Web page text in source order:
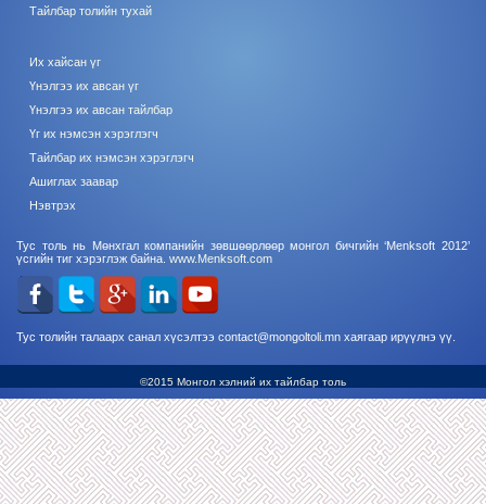
Тайлбар толийн тухай
Их хайсан үг
Үнэлгээ их авсан үг
Үнэлгээ их авсан тайлбар
Үг их нэмсэн хэрэглэгч
Тайлбар их нэмсэн хэрэглэгч
Ашиглах заавар
Нэвтрэх
Тус толь нь Мөнхгал компанийн зөвшөөрлөөр монгол бичгийн ‘Menksoft 2012’
үсгийн тиг хэрэглэж байна. www.Menksoft.com
Тус толийн талаарх санал хүсэлтээ contact@mongoltoli.mn хаягаар ирүүлнэ үү.
©2015 Монгол хэлний их тайлбар толь